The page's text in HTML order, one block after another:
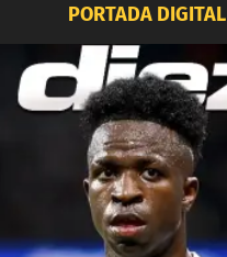
PORTADA DIGITAL